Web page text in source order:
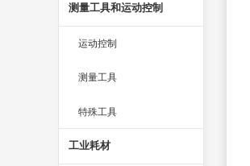
测量工具和运动控制
运动控制
测量工具
特殊工具
工业耗材